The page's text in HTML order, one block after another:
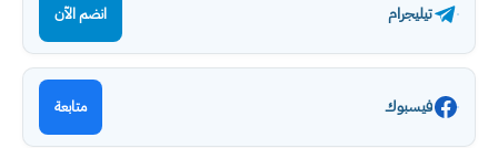
تيليجرام انضم الآن
فيسبوك متابعة